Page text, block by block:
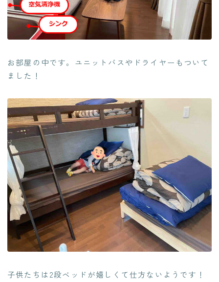
お部屋の中です。ユニットバスやドライヤーもついて
ました！
子供たちは2段ベッドが嬉しくて仕方ないようです！